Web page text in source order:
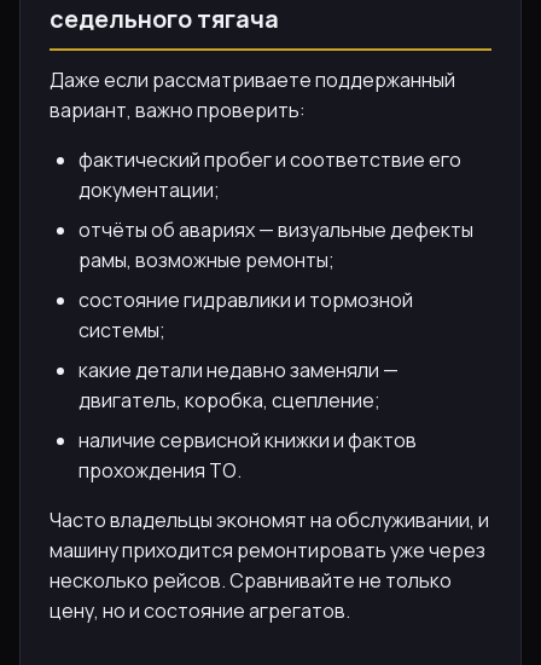
седельного тягача
Даже если рассматриваете поддержанный
вариант, важно проверить:
фактический пробег и соответствие его
документации;
отчёты об авариях — визуальные дефекты
рамы, возможные ремонты;
состояние гидравлики и тормозной
системы;
какие детали недавно заменяли —
двигатель, коробка, сцепление;
наличие сервисной книжки и фактов
прохождения ТО.
Часто владельцы экономят на обслуживании, и
машину приходится ремонтировать уже через
несколько рейсов. Сравнивайте не только
цену, но и состояние агрегатов.